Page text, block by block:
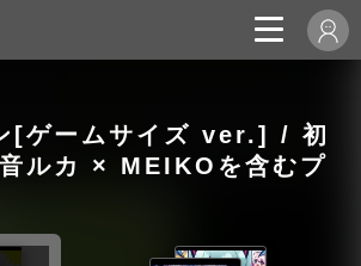
[ゲームサイズ ver.] / 初
ルカ × MEIKOを含むプ